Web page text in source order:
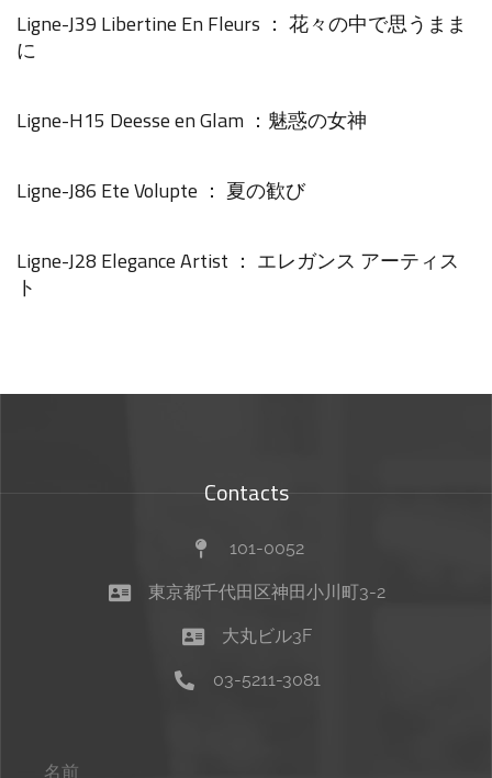
Ligne-J39 Libertine En Fleurs ： 花々の中で思うまま
に
Ligne-H15 Deesse en Glam ：魅惑の女神
Ligne-J86 Ete Volupte ： 夏の歓び
Ligne-J28 Elegance Artist ： エレガンス アーティス
ト
Contacts
101-0052
東京都千代田区神田小川町3-2
大丸ビル3F
03-5211-3081
名前